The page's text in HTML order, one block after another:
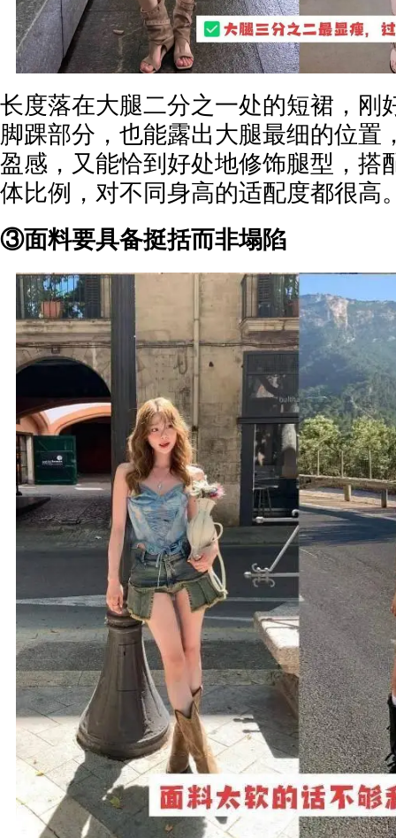
长度落在大腿二分之一处的短裙，刚
脚踝部分，也能露出大腿最细的位置
盈感，又能恰到好处地修饰腿型，搭
体比例，对不同身高的适配度都很高
③面料要具备挺括而非塌陷